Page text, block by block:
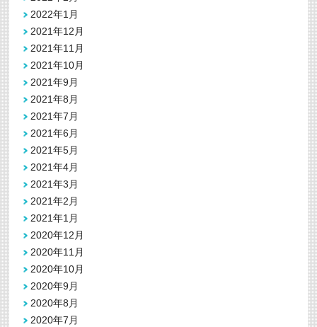
2022年1月
2021年12月
2021年11月
2021年10月
2021年9月
2021年8月
2021年7月
2021年6月
2021年5月
2021年4月
2021年3月
2021年2月
2021年1月
2020年12月
2020年11月
2020年10月
2020年9月
2020年8月
2020年7月